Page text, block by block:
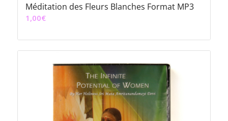
Méditation des Fleurs Blanches Format MP3
1,00€